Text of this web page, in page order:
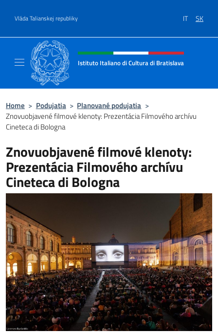
Vláda Talianskej republiky IT SK
Header, social and menu of site
Istituto Italiano di Cultura di Bratislava
Home > Podujatia > Planované podujatia >
Znovuobjavené filmové klenoty: Prezentácia Filmového archívu
Cineteca di Bologna
Znovuobjavené filmové klenoty:
Prezentácia Filmového archívu
Cineteca di Bologna